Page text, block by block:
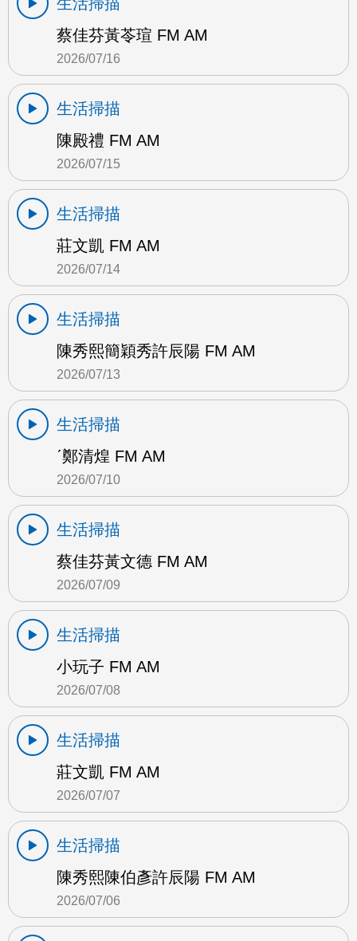
蔡佳芬黃苓瑄 FM AM
2026/07/16
生活掃描
陳殿禮 FM AM
2026/07/15
生活掃描
莊文凱 FM AM
2026/07/14
生活掃描
陳秀熙簡穎秀許辰陽 FM AM
2026/07/13
生活掃描
ˊ鄭清煌 FM AM
2026/07/10
生活掃描
蔡佳芬黃文德 FM AM
2026/07/09
生活掃描
小玩子 FM AM
2026/07/08
生活掃描
莊文凱 FM AM
2026/07/07
生活掃描
陳秀熙陳伯彥許辰陽 FM AM
2026/07/06